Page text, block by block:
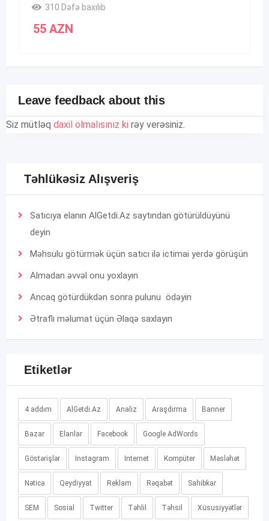
310 Dəfə baxılıb
55 AZN
Leave feedback about this
Siz mütləq daxil olmalısınız ki rəy verəsiniz.
Təhlükəsiz Alışveriş
Satıcıya elanın AlGetdi.Az saytından götürüldüyünü
deyin
Məhsulu götürmək üçün satıcı ilə ictimai yerdə görüşün
Almadan əvvəl onu yoxlayın
Ancaq götürdükdən sonra pulunu ödəyin
Ətraflı məlumat üçün Əlaqə saxlayın
Etiketlər
4 addım AlGetdi.Az Analiz Araşdırma Banner
Bazar Elanlar Facebook Google AdWords
Göstərişlər Instagram Internet Kompüter Məsləhət
Nəticə Qeydiyyat Reklam Rəqabət Sahibkar
SEM Sosial Twitter Təhlil Təhsil Xüsusiyyətlər